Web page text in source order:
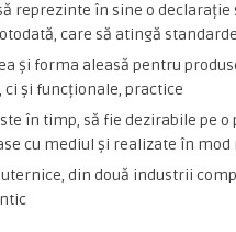
reprezinte în sine o declarație
care să atingă
și forma aleasă pentru
și funcționale, practice
în timp, să fie dezirabile pe
cu mediul și realizate în
din două industrii